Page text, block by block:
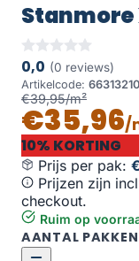
0,0 (0 reviews)
Artikelcode:
€39,95/m²
€35,96/
10% KORTING
Prijs per pak:
Prijzen zijn
checkout.
Ruim op
AANTAL PAKKEN